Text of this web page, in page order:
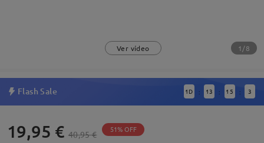
Ver vídeo 1/8
Flash Sale 1 D : 13 : 15 : 2
19,95 € 40,95 € 51% OFF